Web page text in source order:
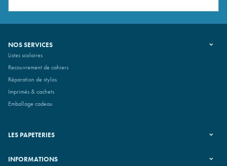
NOS SERVICES
Listes scolaires
Recouvrement de cahiers
Réparation de stylos
Imprimés & cachets
Emballage cadeau
LES PAPETERIES
INFORMATIONS